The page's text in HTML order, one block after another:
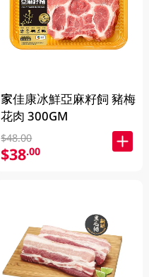
家佳康冰鮮亞麻籽飼 豬梅
花肉 300GM
$48.00
$38.00